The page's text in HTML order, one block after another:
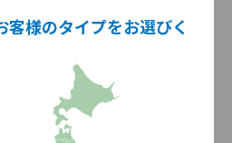
客様のタイプをお選びく
来る万能なデザインを揃えておりま